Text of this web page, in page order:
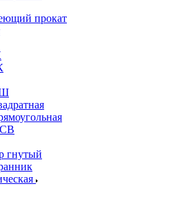
прокат
гнутый